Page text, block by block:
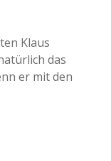
Klaus
das
er mit den